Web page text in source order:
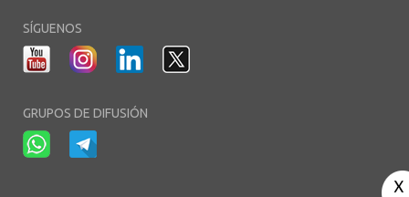
SÍGUENOS
GRUPOS DE DIFUSIÓN